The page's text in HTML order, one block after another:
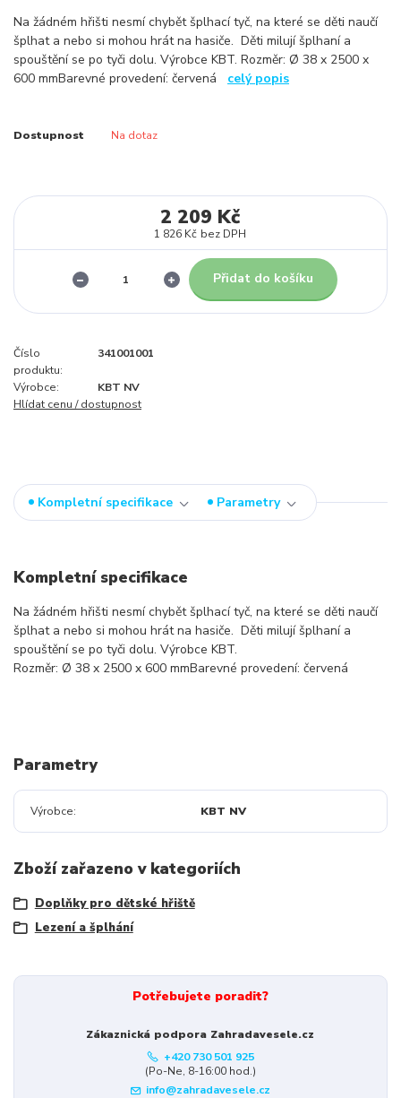
Na žádném hřišti nesmí chybět šplhací tyč, na které se děti naučí
šplhat a nebo si mohou hrát na hasiče. Děti milují šplhaní a
spouštění se po tyči dolu. Výrobce KBT. Rozměr: Ø 38 x 2500 x
600 mmBarevné provedení: červená celý popis
Dostupnost Na dotaz
2 209 Kč
1 826 Kč bez DPH
Přidat do košíku
Číslo
produktu:
341001001
Výrobce:
KBT NV
Hlídat cenu / dostupnost
Kompletní specifikace Parametry
Kompletní specifikace
Na žádném hřišti nesmí chybět šplhací tyč, na které se děti naučí
šplhat a nebo si mohou hrát na hasiče. Děti milují šplhaní a
spouštění se po tyči dolu. Výrobce KBT.
Rozměr: Ø 38 x 2500 x 600 mmBarevné provedení: červená
Parametry
Výrobce KBT NV
Zboží zařazeno v kategoriích
Doplňky pro dětské hřiště
Lezení a šplhání
Potřebujete poradit?
Zákaznická podpora Zahradavesele.cz
+420 730 501 925
(Po-Ne, 8-16:00 hod.)
info@zahradavesele.cz